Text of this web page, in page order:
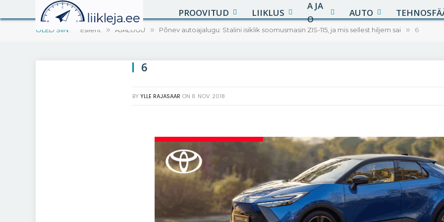
PROOVITUD LIIKLUS
A JA
O
AUTO
OLED SIIN: Esileht » AJALUGU » Põnev autoajalugu: Stalini isiklik soomusmasin ZIS-115, ja mis sellest hiljem sai » 6
6
BY YLLE RAJASAAR ON 8. NOV. 2018